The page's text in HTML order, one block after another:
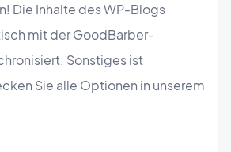
Die Inhalte des WP-Blogs
mit der GoodBarber-
Sonstiges ist
Sie alle Optionen in unserem